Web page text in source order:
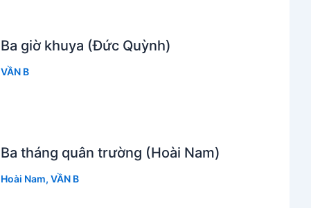
Ba giờ khuya (Đức Quỳnh)
VẦN B
Ba tháng quân trường (Hoài Nam)
Hoài Nam, VẦN B